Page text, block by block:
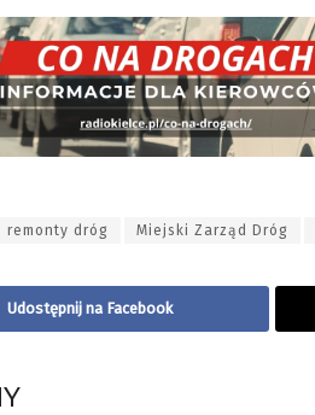
remonty dróg Miejski Zarząd Dróg
Udostępnij na Facebook